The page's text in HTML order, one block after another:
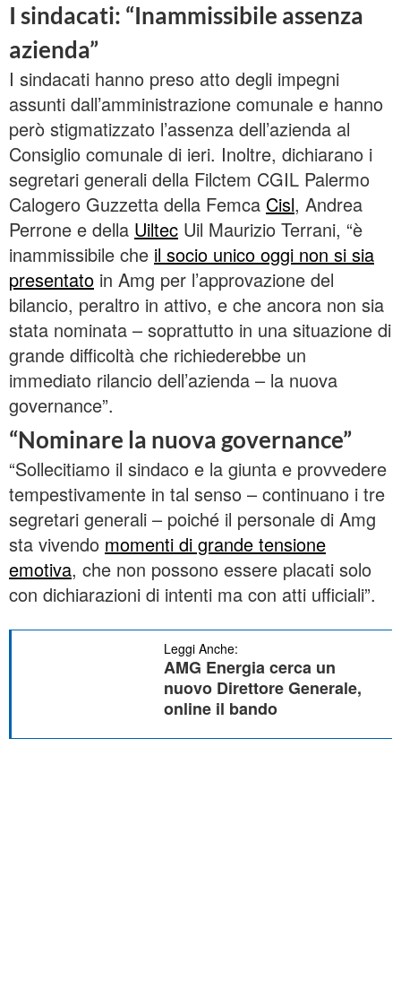
I sindacati: “Inammissibile assenza
azienda”
I sindacati hanno preso atto degli impegni
assunti dall’amministrazione comunale e hanno
però stigmatizzato l’assenza dell’azienda al
Consiglio comunale di ieri. Inoltre, dichiarano i
segretari generali della Filctem CGIL Palermo
Calogero Guzzetta della Femca Cisl, Andrea
Perrone e della Uiltec Uil Maurizio Terrani, “è
inammissibile che il socio unico oggi non si sia
presentato in Amg per l’approvazione del
bilancio, peraltro in attivo, e che ancora non sia
stata nominata – soprattutto in una situazione di
grande difficoltà che richiederebbe un
immediato rilancio dell’azienda – la nuova
governance”.
“Nominare la nuova governance”
“Sollecitiamo il sindaco e la giunta e provvedere
tempestivamente in tal senso – continuano i tre
segretari generali – poiché il personale di Amg
sta vivendo momenti di grande tensione
emotiva, che non possono essere placati solo
con dichiarazioni di intenti ma con atti ufficiali”.
Leggi Anche:
AMG Energia cerca un
nuovo Direttore Generale,
online il bando